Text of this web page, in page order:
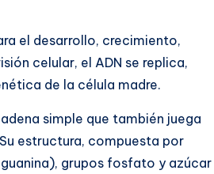
el desarrollo, crecimiento,
celular, el ADN se replica,
de la célula madre.
simple que también juega
estructura, compuesta por
grupos fosfato y azúcar